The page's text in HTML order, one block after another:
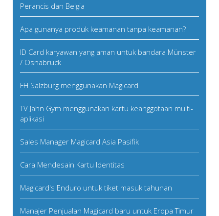
Perancis dan Belgia
Apa gunanya produk keamanan tanpa keamanan?
ID Card karyawan yang aman untuk bandara Münster
/ Osnabrück
FH Salzburg menggunakan Magicard
TV Jahn Gym menggunakan kartu keanggotaan multi-
aplikasi
Sales Manager Magicard Asia Pasifik
Cara Mendesain Kartu Identitas
Magicard's Enduro untuk tiket masuk tahunan
Manajer Penjualan Magicard baru untuk Eropa Timur